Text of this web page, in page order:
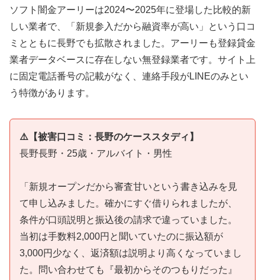
ソフト闇金アーリーは2024〜2025年に登場した比較的新
しい業者で、「新規参入だから融資率が高い」という口コ
ミとともに長野でも拡散されました。アーリーも登録貸金
業者データベースに存在しない無登録業者です。サイト上
に固定電話番号の記載がなく、連絡手段がLINEのみとい
う特徴があります。
⚠️【被害口コミ：長野のケーススタディ】
長野長野・25歳・アルバイト・男性
「新規オープンだから審査甘いという書き込みを見
て申し込みました。確かにすぐ借りられましたが、
条件が口頭説明と振込後の請求で違っていました。
当初は手数料2,000円と聞いていたのに振込額が
3,000円少なく、返済額は説明より高くなっていまし
た。問い合わせても『最初からそのつもりだった』